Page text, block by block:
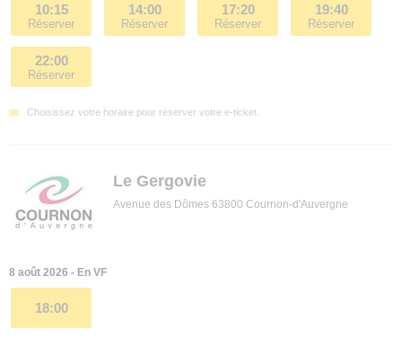
10:15
Réserver
14:00
Réserver
17:20
Réserver
19:40
Réserver
22:00
Réserver
Choisissez votre horaire pour réserver votre e-ticket.
Le Gergovie
Avenue des Dômes 63800 Cournon-d'Auvergne
8 août 2026 - En VF
18:00